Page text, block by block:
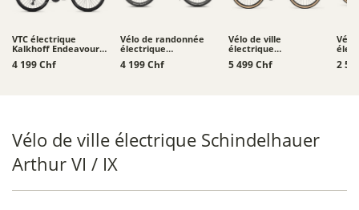
VTC électrique
Kalkhoff Endeavour L
Touring
4 199 Chf
Vélo de randonnée
électrique
Moustache Xroad 4 -
800 Wh
4 199 Chf
Vélo de ville
électrique
Schindelhauer
Heinrich XIV
5 499 Chf
Vélo
2
Vélo de ville électrique Schindelhauer
Arthur VI / IX